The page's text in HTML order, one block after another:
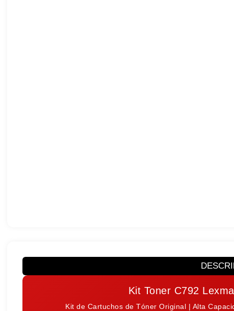
Kit Toner C792
Kit de Cartuchos de Tóner Original | Alta